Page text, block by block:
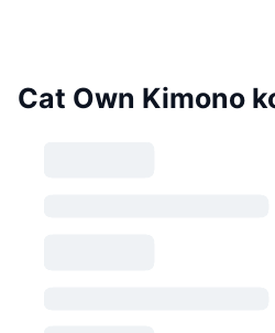
Cat Own Kimono